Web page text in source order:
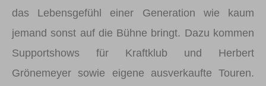
das Lebensgefühl einer Generation wie kaum
jemand sonst auf die Bühne bringt. Dazu kommen
Supportshows für Kraftklub und Herbert
Grönemeyer sowie eigene ausverkaufte Touren.